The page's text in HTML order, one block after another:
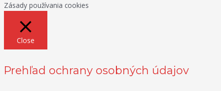
Zásady používania cookies
Close
Prehľad ochrany osobných údajov